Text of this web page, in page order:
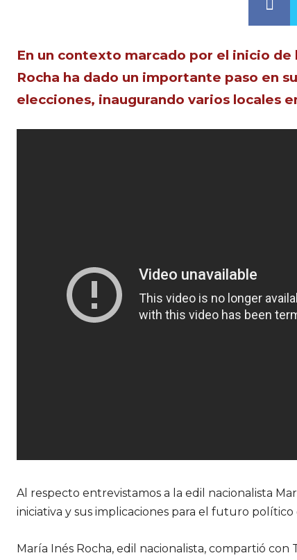
En un contexto marcado por el inicio
Rocha ha dado un importante paso en
elecciones, inaugurando varios locales
Al respecto entrevistamos a la edil nacionalista
iniciativa y sus implicaciones para el futuro
María Inés Rocha, edil nacionalista, compartió